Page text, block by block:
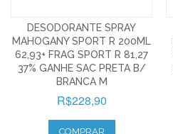
DESODORANTE SPRAY
MAHOGANY SPORT R 200ML
62,93+ FRAG SPORT R 81,27
37% GANHE SAC PRETA B/
BRANCA M
R$228,90
COMPRAR